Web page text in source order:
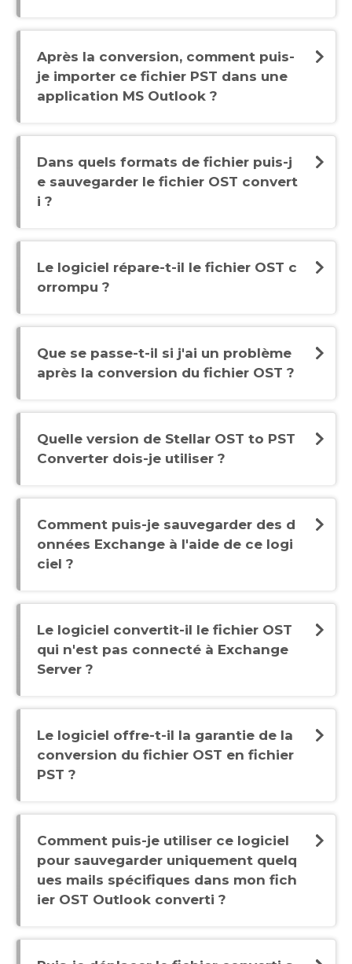
Après la conversion, comment puis-
je importer ce fichier PST dans une
application MS Outlook ?
Dans quels formats de fichier puis-j
e sauvegarder le fichier OST convert
i ?
Le logiciel répare-t-il le fichier OST c
orrompu ?
Que se passe-t-il si j'ai un problème
après la conversion du fichier OST ?
Quelle version de Stellar OST to PST
Converter dois-je utiliser ?
Comment puis-je sauvegarder des d
onnées Exchange à l'aide de ce logi
ciel ?
Le logiciel convertit-il le fichier OST
qui n'est pas connecté à Exchange
Server ?
Le logiciel offre-t-il la garantie de la
conversion du fichier OST en fichier
PST ?
Comment puis-je utiliser ce logiciel
pour sauvegarder uniquement quelq
ues mails spécifiques dans mon fich
ier OST Outlook converti ?